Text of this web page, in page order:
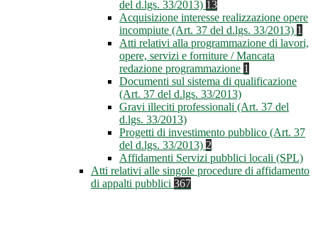
del d.lgs. 33/2013) 13
Acquisizione interesse realizzazione opere
incompiute (Art. 37 del d.lgs. 33/2013) 1
Atti relativi alla programmazione di lavori,
opere, servizi e forniture / Mancata
redazione programmazione 1
Documenti sul sistema di qualificazione
(Art. 37 del d.lgs. 33/2013)
Gravi illeciti professionali (Art. 37 del
d.lgs. 33/2013)
Progetti di investimento pubblico (Art. 37
del d.lgs. 33/2013) 2
Affidamenti Servizi pubblici locali (SPL)
Atti relativi alle singole procedure di affidamento
di appalti pubblici 367